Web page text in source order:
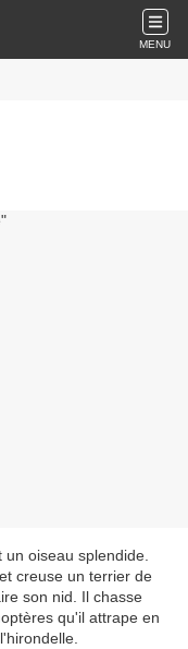
MENU
oiseau splendide.
creuse un terrier de
son nid. Il chasse
qu'il attrape en